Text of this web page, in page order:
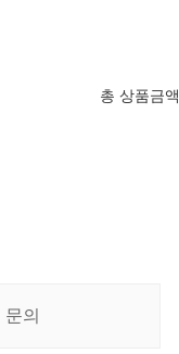
총 상품금액
문의